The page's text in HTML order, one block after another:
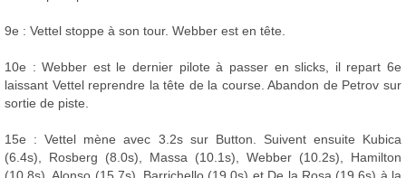
9e : Vettel stoppe à son tour. Webber est en tête.
10e : Webber est le dernier pilote à passer en slicks, il repart 6e
laissant Vettel reprendre la tête de la course. Abandon de Petrov sur
sortie de piste.
15e : Vettel mène avec 3.2s sur Button. Suivent ensuite Kubica
(6.4s), Rosberg (8.0s), Massa (10.1s), Webber (10.2s), Hamilton